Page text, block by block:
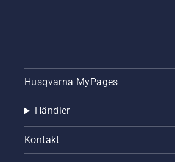
Husqvarna MyPages
Händler
Kontakt